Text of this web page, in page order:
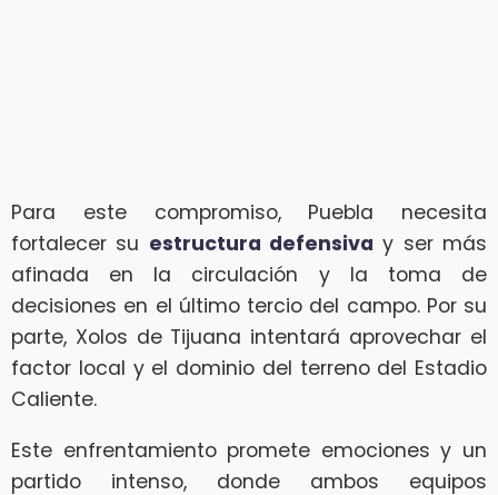
Para este compromiso, Puebla necesita
fortalecer su estructura defensiva y ser más
afinada en la circulación y la toma de
decisiones en el último tercio del campo. Por su
parte, Xolos de Tijuana intentará aprovechar el
factor local y el dominio del terreno del Estadio
Caliente.
Este enfrentamiento promete emociones y un
partido intenso, donde ambos equipos